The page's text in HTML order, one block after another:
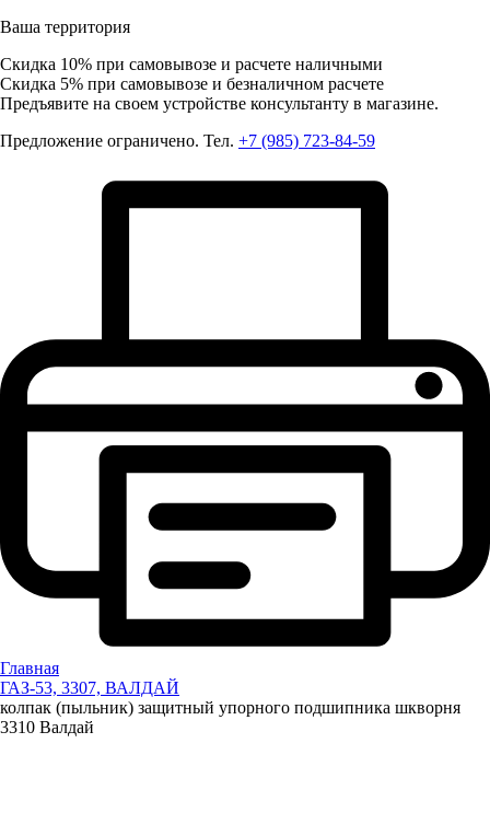
Ваша территория
Скидка 10% при самовывозе и расчете наличными
Скидка 5% при самовывозе и безналичном расчете
Предъявите на своем устройстве консультанту в магазине.
Предложение ограничено. Тел. +7 (985) 723-84-59
Главная
ГАЗ-53, 3307, ВАЛДАЙ
колпак (пыльник) защитный упорного подшипника шкворня
3310 Валдай